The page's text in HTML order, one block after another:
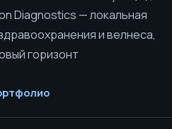
Diagnostics — локальная
и велнеса,
горизонт